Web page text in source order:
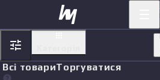
Всі товариТоргуватися